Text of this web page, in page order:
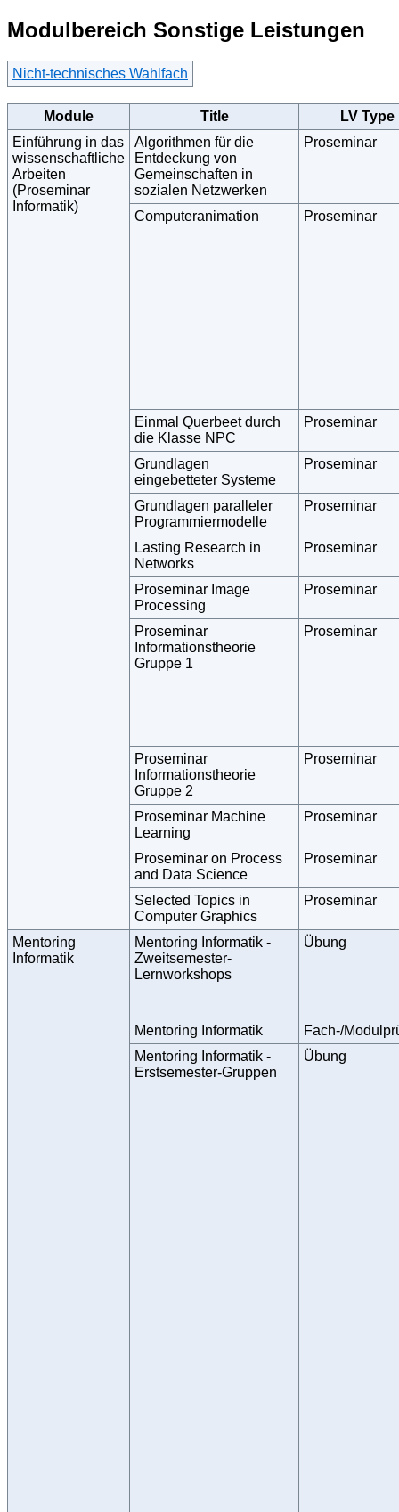
Modulbereich Sonstige Leistungen
Nicht-technisches Wahlfach
Module Title
LV Type
Einführung in das
wissenschaftliche
Arbeiten
(Proseminar
Informatik)
Algorithmen für die
Entdeckung von
Gemeinschaften in
sozialen Netzwerken
Proseminar
Computeranimation Proseminar
Einmal Querbeet durch
die Klasse NPC
Proseminar
Grundlagen
eingebetteter Systeme
Proseminar
Grundlagen paralleler
Programmiermodelle
Proseminar
Lasting Research in
Networks
Proseminar
Proseminar Image
Processing
Proseminar
Proseminar
Informationstheorie
Gruppe 1
Proseminar
Proseminar
Informationstheorie
Gruppe 2
Proseminar
Proseminar Machine
Learning
Proseminar
Proseminar on Process
and Data Science
Proseminar
Selected Topics in
Computer Graphics
Proseminar
Mentoring
Informatik
Mentoring Informatik -
Zweitsemester-
Lernworkshops
Übung
Mentoring Informatik
Fach-/
Mentoring Informatik -
Erstsemester-Gruppen
Übung